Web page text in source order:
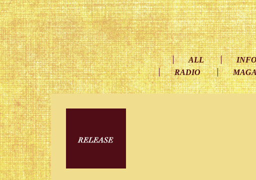
ALL
RADIO